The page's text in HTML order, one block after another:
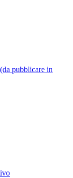
pubblicare in